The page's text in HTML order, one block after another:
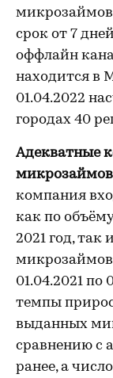
микрозаймов
срок от 7
оффлайн
находится в
01.04.2022
городах 40
Адекватные
компания
как по
2021 год, так
микрозаймов
01.04.2021 по
темпы
выданных
сравнению с
ранее, а